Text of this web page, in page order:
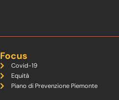
Focus
Covid-19
Equità
Piano di Prevenzione Piemonte